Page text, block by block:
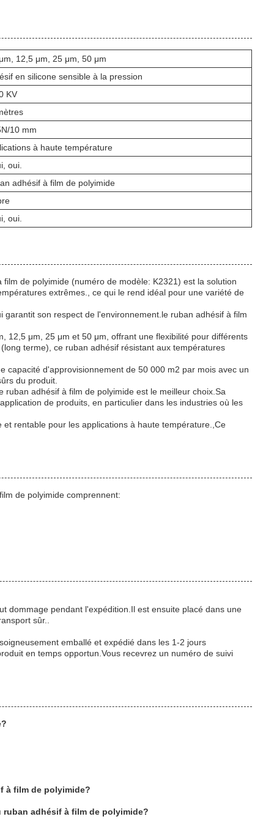
12,5 μm, 25 μm, 50 μm
en silicone sensible à la pression
KV
10 mm
à haute température
oui.
adhésif à film de polyimide
oui.
de polyimide (numéro de modèle: K2321) est la solution
extrêmes., ce qui le rend idéal pour une variété de
son respect de l'environnement.le ruban adhésif à film
12,5 μm, 25 μm et 50 μm, offrant une flexibilité pour différents
terme), ce ruban adhésif résistant aux températures
capacité d'approvisionnement de 50 000 m2 par mois avec un
du produit.
adhésif à film de polyimide est le meilleur choix.Sa
de produits, en particulier dans les industries où les
rentable pour les applications à haute température.,Ce
de polyimide comprennent:
dommage pendant l'expédition.Il est ensuite placé dans une
sûr..
emballé et expédié dans les 1-2 jours
en temps opportun.Vous recevrez un numéro de suivi
à film de polyimide?
adhésif à film de polyimide?